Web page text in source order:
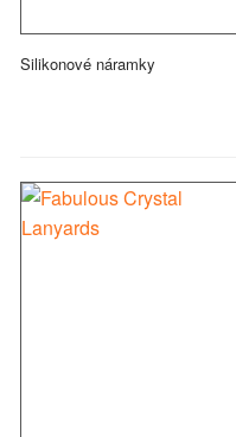
Silikonové náramky